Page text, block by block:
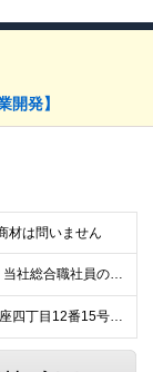
開発】
は問いません
年収：504万円～1,068万円 ＊当社総合職社員の平均年収677万円（平均年齢32歳） ◆月給：42万円～89万円 ※45時間分の固定残業代（10万9249円～23万1503円）含む。45時間を超
＜東京本社＞ 東京都中央区銀座四丁目12番15号 歌舞伎座タワー17階 (変更の範囲)上記を除く当社関連勤務地